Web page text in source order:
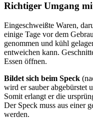
Richtiger Umgang
Eingeschweißte Waren,
einige Tage vor dem
genommen und kühl
entweichen kann.
Essen öffnen.
Bildet sich beim Speck
wird er sauber abgebürstet
Somit erlangt er die
Der Speck muss aus einer
werden.